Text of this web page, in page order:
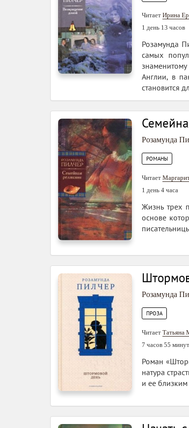
Читает Ирина
1 день 13 часов
Розамунда
самых
Англии, в
становится
Розамунда
РОМАНЫ
Читает
1 день 4 часа
Жизнь трех
основе
Розамунда
ПРОЗА
Читает Татьяна
7 часов 55 минут
Роман
натура
и ее